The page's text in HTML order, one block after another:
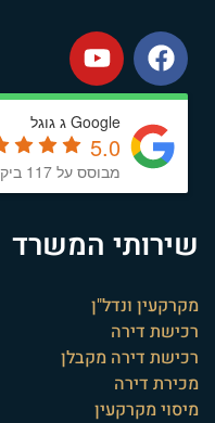
Google ג גוגל
5.0
מבוסס על 117 ביקורות
שירותי המשרד
מקרקעין ונדל"ן
רכישת דירה
רכישת דירה מקבלן
מכירת דירה
מיסוי מקרקעין